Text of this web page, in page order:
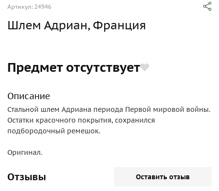
Артикул: 24946
Шлем Адриан, Франция
Предмет отсутствует
Описание
Стальной шлем Адриана периода Первой мировой войны.
Остатки красочного покрытия, сохранился
подбородочный ремешок.
Оригинал.
Отзывы Оставить отзыв